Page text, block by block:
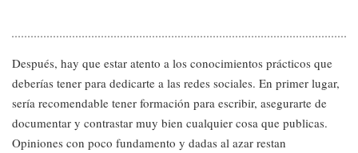
Después, hay que estar atento a los conocimientos prácticos que
deberías tener para dedicarte a las redes sociales. En primer lugar,
sería recomendable tener formación para escribir, asegurarte de
documentar y contrastar muy bien cualquier cosa que publicas.
Opiniones con poco fundamento y dadas al azar restan